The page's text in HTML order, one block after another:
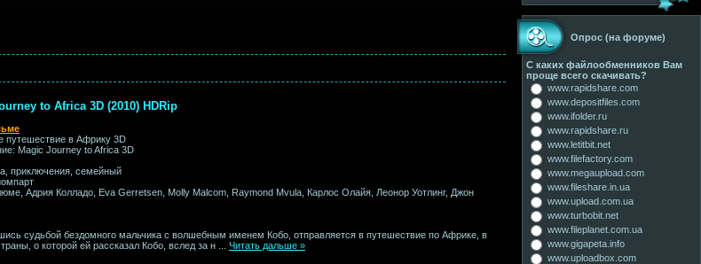
to Africa 3D (2010) HDRip
путешествие в Африку 3D
Magic Journey to Africa 3D
приключения, семейный
Адрия Колладо, Eva Gerretsen, Molly Malcom, Raymond Mvula, Карлос Олайя, Леонор Уотлинг, Джон
судьбой бездомного мальчика с волшебным именем Кобо, отправляется в путешествие по Африке, в
о которой ей рассказал Кобо, вслед за н
Читать дальше »
Опрос (на форуме)
С каких файлообменников Вам
проще всего скачивать?
www.rapidshare.com
www.depositfiles.com
www.ifolder.ru
www.rapidshare.ru
www.letitbit.net
www.filefactory.com
www.megaupload.com
www.fileshare.in.ua
www.upload.com.ua
www.turbobit.net
www.fileplanet.com.ua
www.gigapeta.info
www.uploadbox.com